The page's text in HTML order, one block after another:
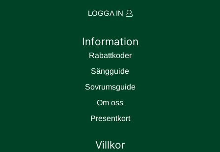
LOGGA IN
Information
Rabattkoder
Sängguide
Sovrumsguide
Om oss
Presentkort
Villkor